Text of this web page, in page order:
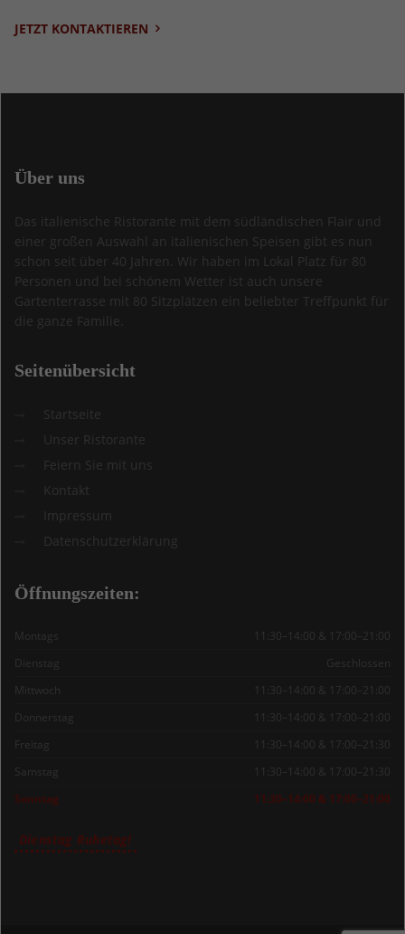
JETZT KONTAKTIEREN
Über uns
Das italienische Ristorante mit dem südländischen Flair und
einer großen Auswahl an italienischen Speisen gibt es nun
schon seit über 40 Jahren. Wir haben im Lokal Platz für 80
Personen und bei schönem Wetter ist auch unsere
Gartenterrasse mit 80 Sitzplätzen ein beliebter Treffpunkt für
die ganze Familie.
Seitenübersicht
Startseite
Unser Ristorante
Feiern Sie mit uns
Kontakt
Impressum
Datenschutzerklärung
Öffnungszeiten:
Montags
11:30–14:00 & 17:00–21:00
Dienstag
Geschlossen
Mittwoch
11:30–14:00 & 17:00–21:00
Donnerstag
11:30–14:00 & 17:00–21:00
Freitag
11:30–14:00 & 17:00–21:30
Samstag
11:30–14:00 & 17:00–21:30
Sonntag
11:30–14:00 & 17:00–21:00
Dienstag Ruhetag!